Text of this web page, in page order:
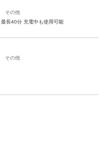
その他
長40分 充電中も使用可能
その他